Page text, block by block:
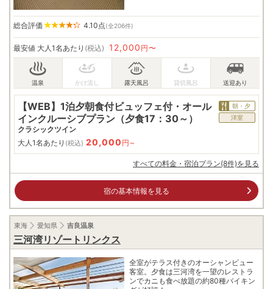
総合評価 4.10点(全206件)
最安値 大人1名あたり (税込) 12,000 円〜
【WEB】1泊夕朝食付ビュッフェ付・オール
インクルーシブプラン（夕食17：30～）
クラシックツイン
朝・夕
洋室
大人1名あたり (税込) 20,000 円~
すべての料金・宿泊プラン(8件)を見る
宿の基本情報を見る
東海 愛知県 吉良温泉
三河湾リゾートリンクス
全室がテラス付きのオーシャンビュー
客室。夕食は三河湾を一望のレストラ
ンでカニも食べ放題の約80種バイキン